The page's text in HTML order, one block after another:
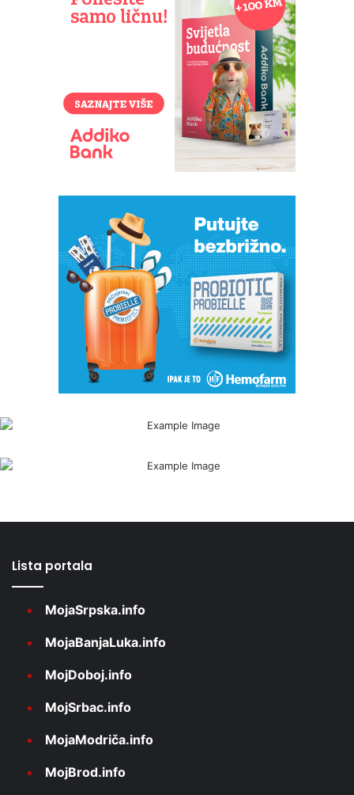
Lista portala
MojaSrpska.info
MojaBanjaLuka.info
MojDoboj.info
MojSrbac.info
MojaModriča.info
MojBrod.info